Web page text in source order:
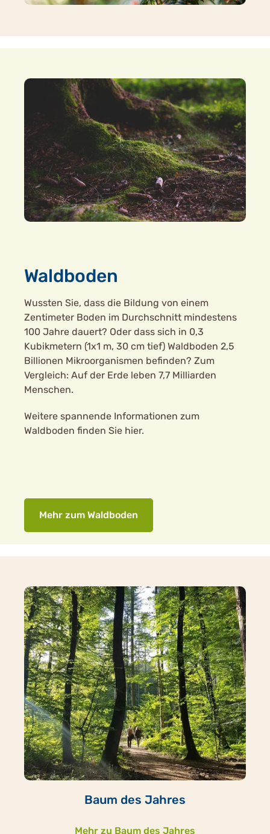
Waldboden
Wussten Sie, dass die Bildung von einem
Zentimeter Boden im Durchschnitt mindestens
100 Jahre dauert? Oder dass sich in 0,3
Kubikmetern (1x1 m, 30 cm tief) Waldboden 2,5
Billionen Mikroorganismen befinden? Zum
Vergleich: Auf der Erde leben 7,7 Milliarden
Menschen.
Weitere spannende Informationen zum
Waldboden finden Sie hier.
Mehr zum Waldboden
Baum des Jahres
Mehr zu Baum des Jahres